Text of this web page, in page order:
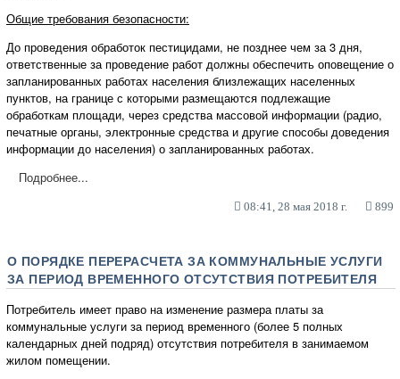
Общие требования безопасности:
До проведения обработок пестицидами, не позднее чем за 3 дня,
ответственные за проведение работ должны обеспечить оповещение о
запланированных работах населения близлежащих населенных
пунктов, на границе с которыми размещаются подлежащие
обработкам площади, через средства массовой информации (радио,
печатные органы, электронные средства и другие способы доведения
информации до населения) о запланированных работах.
Подробнее...
08:41, 28 мая 2018 г. 899
О ПОРЯДКЕ ПЕРЕРАСЧЕТА ЗА КОММУНАЛЬНЫЕ УСЛУГИ
ЗА ПЕРИОД ВРЕМЕННОГО ОТСУТСТВИЯ ПОТРЕБИТЕЛЯ
Потребитель имеет право на изменение размера платы за
коммунальные услуги за период временного (более 5 полных
календарных дней подряд) отсутствия потребителя в занимаемом
жилом помещении.